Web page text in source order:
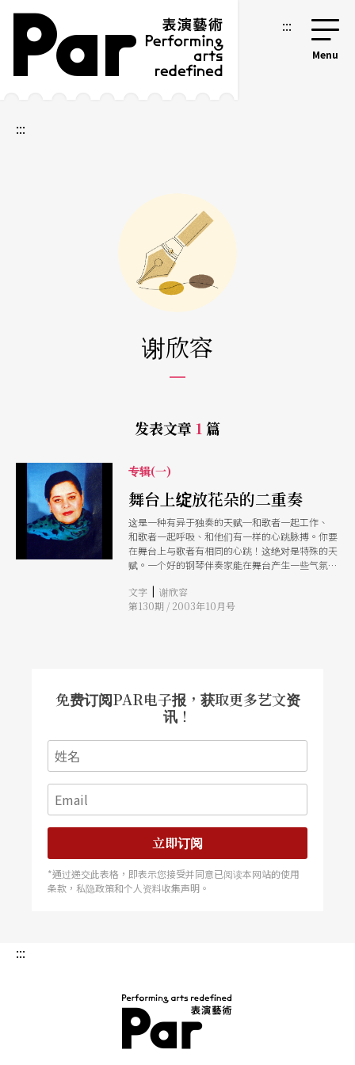
跳到主要内容区块
网站导览 :::
:::
谢欣容
发表文章 1 篇
专辑(一)
舞台上绽放花朵的二重奏
这是一种有异于独奏的天赋─和歌者一起工作、
和歌者一起呼吸、和他们有一样的心跳脉搏。你要
在舞台上与歌者有相同的心跳！这绝对是特殊的天
赋。一个好的钢琴伴奏家能在舞台产生一些气氛－
的心与所有的一切，就像花一样！
文字 | 谢欣容
第130期 / 2003年10月号
免费订阅PAR电子报，获取更多艺文资
讯！
立即订阅
*通过递交此表格，即表示您接受并同意已阅读本网站的使用
条款，私隐政策和个人资料收集声明。
:::